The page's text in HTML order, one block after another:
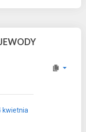
kwietnia